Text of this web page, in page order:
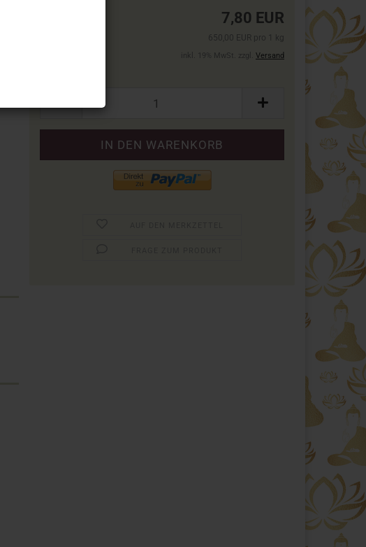
7,80 EUR
650,00 EUR pro 1 kg
inkl. 19% MwSt. zzgl. Versand